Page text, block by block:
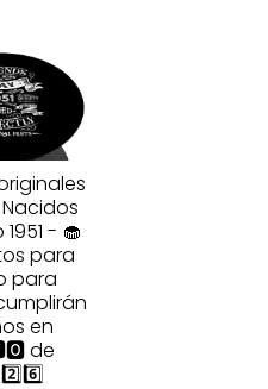
- 🧁
para
para
en
de